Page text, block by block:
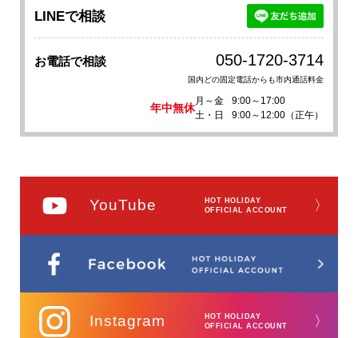
LINEで相談
お電話で相談 050-1720-3714
国内どの固定電話からも市内通話料金
年中無休
月～金
9:00～17:00
土・日
9:00～12:00（正午）
YouTube
HOT HOLIDAY
OFFICIAL ACCOUNT
〉
Instagram
HOT HOLIDAY
OFFICIAL ACCOUNT
〉